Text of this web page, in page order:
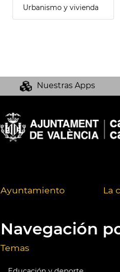
Urbanismo y vivienda
Nuestras Apps
Ayuntamiento La
Navegación
Temas